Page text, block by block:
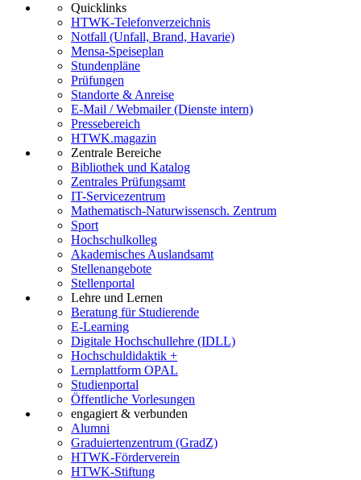
Quicklinks
HTWK-Telefonverzeichnis
Notfall (Unfall, Brand, Havarie)
Mensa-Speiseplan
Stundenpläne
Prüfungen
Standorte & Anreise
E-Mail / Webmailer (Dienste intern)
Pressebereich
HTWK.magazin
Zentrale Bereiche
Bibliothek und Katalog
Zentrales Prüfungsamt
IT-Servicezentrum
Mathematisch-Naturwissensch. Zentrum
Sport
Hochschulkolleg
Akademisches Auslandsamt
Stellenangebote
Stellenportal
Lehre und Lernen
Beratung für Studierende
E-Learning
Digitale Hochschullehre (IDLL)
Hochschuldidaktik +
Lernplattform OPAL
Studienportal
Öffentliche Vorlesungen
engagiert & verbunden
Alumni
Graduiertenzentrum (GradZ)
HTWK-Förderverein
HTWK-Stiftung